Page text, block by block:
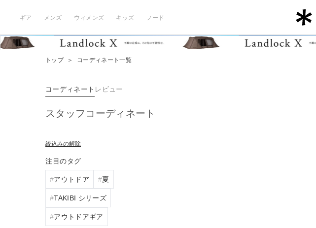
ギア メンズ ウィメンズ キッズ フード
トップ ＞ コーディネート一覧
コーディネート レビュー
スタッフコーディネート
絞込みの解除
注目のタグ
アウトドア 夏
TAKIBI シリーズ
アウトドアギア